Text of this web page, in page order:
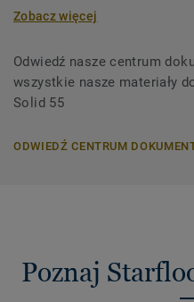
Zobacz więcej
Odwiedź nasze centrum
wszystkie nasze materiały
Solid 55
ODWIEDŹ CENTRUM
Poznaj